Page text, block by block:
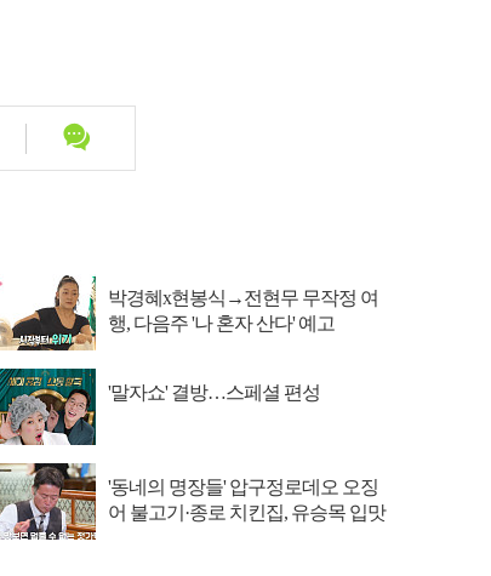
박경혜x현봉식→전현무 무작정 여
행, 다음주 '나 혼자 산다' 예고
'말자쇼' 결방…스페셜 편성
'동네의 명장들' 압구정로데오 오징
어 불고기·종로 치킨집, 유승목 입맛